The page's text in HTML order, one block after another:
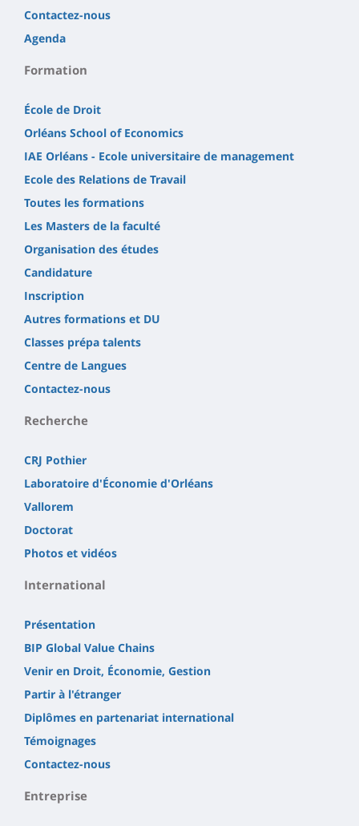
Contactez-nous
Agenda
Formation
École de Droit
Orléans School of Economics
IAE Orléans - Ecole universitaire de management
Ecole des Relations de Travail
Toutes les formations
Les Masters de la faculté
Organisation des études
Candidature
Inscription
Autres formations et DU
Classes prépa talents
Centre de Langues
Contactez-nous
Recherche
CRJ Pothier
Laboratoire d'Économie d'Orléans
Vallorem
Doctorat
Photos et vidéos
International
Présentation
BIP Global Value Chains
Venir en Droit, Économie, Gestion
Partir à l'étranger
Diplômes en partenariat international
Témoignages
Contactez-nous
Entreprise